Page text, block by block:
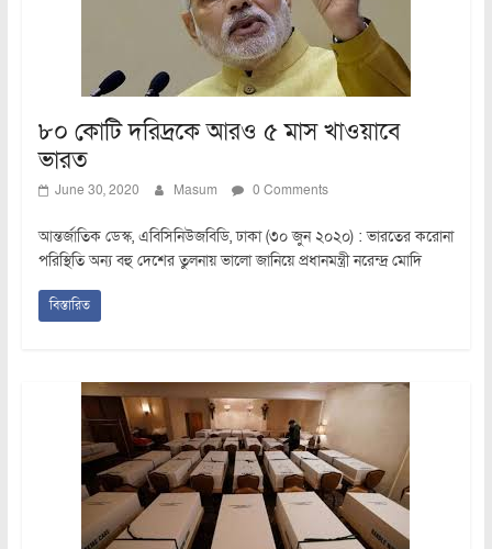
৮০ কোটি দরিদ্রকে আরও ৫ মাস খাওয়াবে
ভারত
June 30, 2020 Masum 0 Comments
আন্তর্জাতিক ডেস্ক, এবিসিনিউজবিডি, ঢাকা (৩০ জুন ২০২০) : ভারতের করোনা
পরিস্থিতি অন্য বহু দেশের তুলনায় ভালো জানিয়ে প্রধানমন্ত্রী নরেন্দ্র মোদি
বিস্তারিত